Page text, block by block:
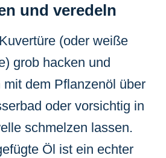
und veredeln
(oder weiße
grob hacken und
mit dem Pflanzenöl über
oder vorsichtig in
schmelzen lassen.
Öl ist ein echter